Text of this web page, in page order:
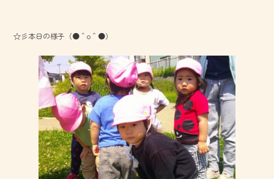
☆彡本日の様子（●＾o＾●）